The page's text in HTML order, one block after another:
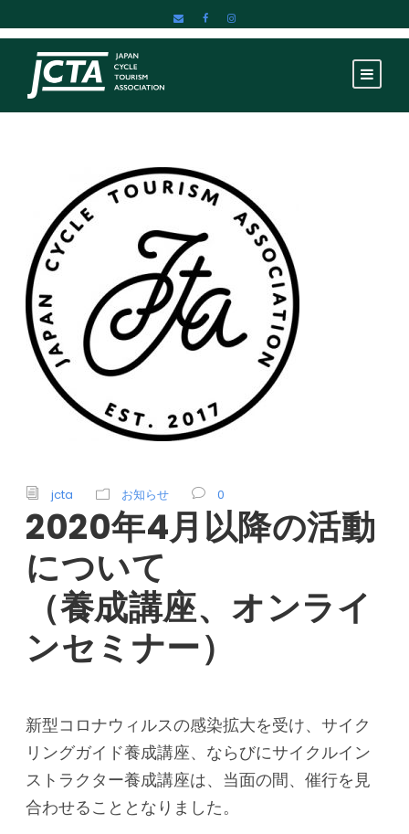
jcta お知らせ 0
2020年4月以降の活動
について
（養成講座、オンライ
ンセミナー）
新型コロナウィルスの感染拡大を受け、サイク
リングガイド養成講座、ならびにサイクルイン
ストラクター養成講座は、当面の間、催行を見
合わせることとなりました。